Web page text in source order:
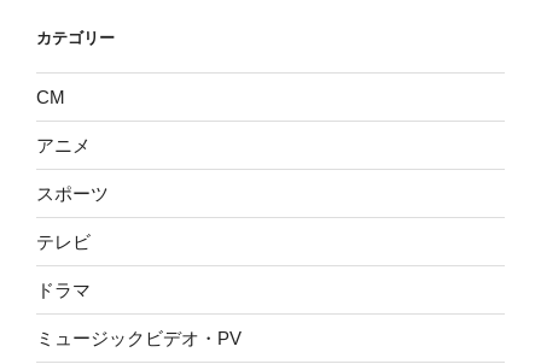
カテゴリー
CM
アニメ
スポーツ
テレビ
ドラマ
ミュージックビデオ・PV